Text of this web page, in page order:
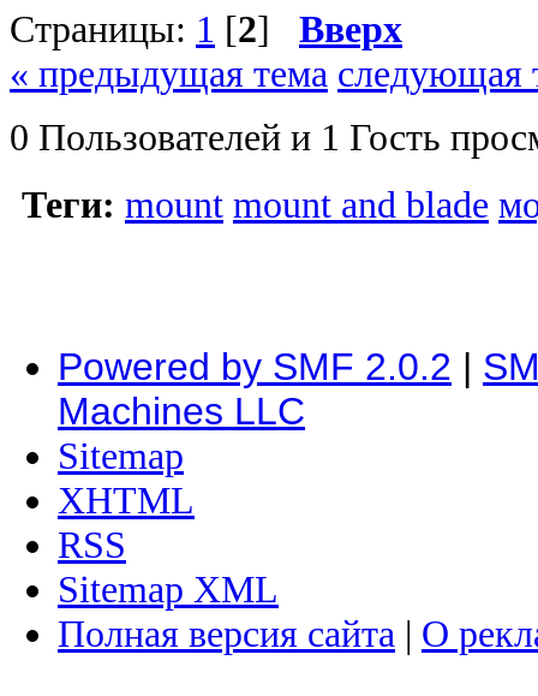
Страницы: 1 [2] Вверх
« предыдущая тема следующая
0 Пользователей и 1 Гость
Теги: mount mount and blade
Powered by SMF 2.0.2 |
Machines LLC
Sitemap
XHTML
RSS
Sitemap XML
Полная версия сайта | О